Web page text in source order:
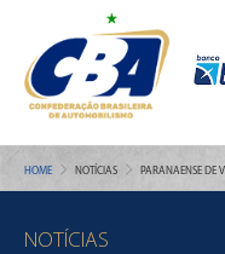
HOME NOTÍCIAS PARANAENSE DE
NOTÍCIAS